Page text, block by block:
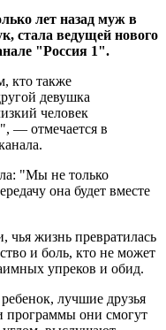
лет назад муж в
стала ведущей нового
"Россия 1".
кто также
девушка
человек
— отмечается в
"Мы не только
она будет вместе
чья жизнь превратилась
и боль, кто не может
упреков и обид.
лучшие друзья
программы они смогут